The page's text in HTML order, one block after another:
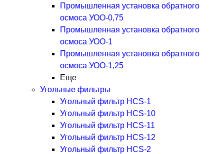
Промышленная установка обратного
осмоса УОО-0,75
Промышленная установка обратного
осмоса УОО-1
Промышленная установка обратного
осмоса УОО-1,25
Еще
Угольные фильтры
Угольный фильтр HСS-1
Угольный фильтр HСS-10
Угольный фильтр HСS-11
Угольный фильтр HСS-12
Угольный фильтр HСS-2